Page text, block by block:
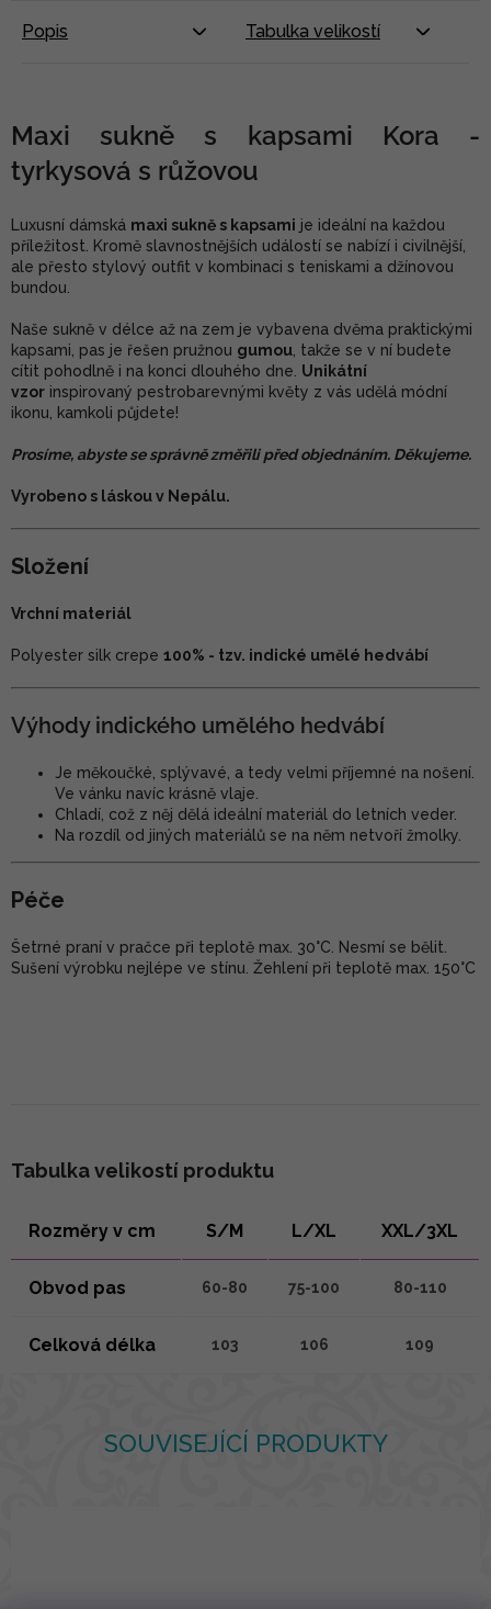
SOUVISEJÍCÍ PRODUKTY
Popis Tabulka velikostí
Maxi sukně s kapsami Kora -
tyrkysová s růžovou
Luxusní dámská maxi sukně s kapsami je ideální na každou
příležitost. Kromě slavnostnějších událostí se nabízí i civilnější,
ale přesto stylový outfit v kombinaci s teniskami a džínovou
bundou.
Naše sukně v délce až na zem je vybavena dvěma praktickými
kapsami, pas je řešen pružnou gumou , takže se v ní budete
cítit pohodlně i na konci dlouhého dne. Unikátní
vzor inspirovaný pestrobarevnými květy z vás udělá módní
ikonu, kamkoli půjdete!
Prosíme, abyste se správně změřili před objednáním. Děkujeme.
Vyrobeno s láskou v Nepálu.
Složení
Vrchní materiál
Polyester silk crepe 100% - tzv. indické umělé hedvábí
Výhody indického umělého hedvábí
Je měkoučké, splývavé, a tedy velmi příjemné na nošení.
Ve vánku navíc krásně vlaje.
Chladí, což z něj dělá ideální materiál do letních veder.
Na rozdíl od jiných materiálů se na něm netvoří žmolky.
Péče
Šetrné praní v pračce při teplotě max. 30°C. Nesmí se bělit.
Sušení výrobku nejlépe ve stínu. Žehlení při teplotě max. 150°C
Tabulka velikostí produktu
Rozměry v cm S/M L/XL XXL/3XL
Obvod pas 60-80 75-100 80-110
Celková délka 103 106 109